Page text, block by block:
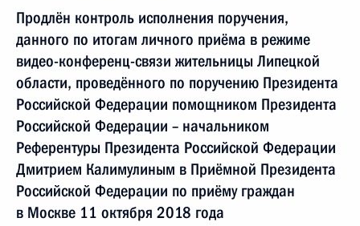
Продлён контроль исполнения поручения,
данного по итогам личного приёма в режиме
видео-конференц-связи жительницы Липецкой
области, проведённого по поручению Президента
Российской Федерации помощником Президента
Российской Федерации – начальником
Референтуры Президента Российской Федерации
Дмитрием Калимулиным в Приёмной Президента
Российской Федерации по приёму граждан
в Москве 11 октября 2018 года